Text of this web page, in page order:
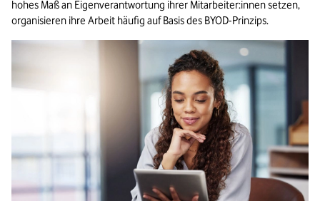
hohes Maß an Eigenverantwortung ihrer Mitarbeiter:innen setzen,
organisieren ihre Arbeit häufig auf Basis des BYOD-Prinzips.